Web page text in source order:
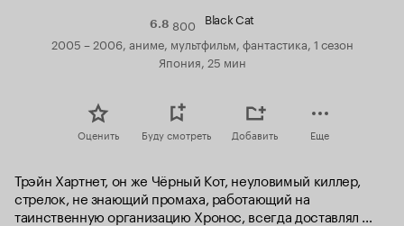
6.8Рейтинг
Кинопоиска
6.8
800 Black Cat
2005 – 2006, аниме, мультфильм, фантастика, 1 сезон
Япония, 25 мин
Оценить Буду смотреть Добавить Еще
Трэйн Хартнет, он же Чёрный Кот, неуловимый киллер,
стрелок, не знающий промаха, работающий на
таинственную организацию Хронос, всегда доставлял